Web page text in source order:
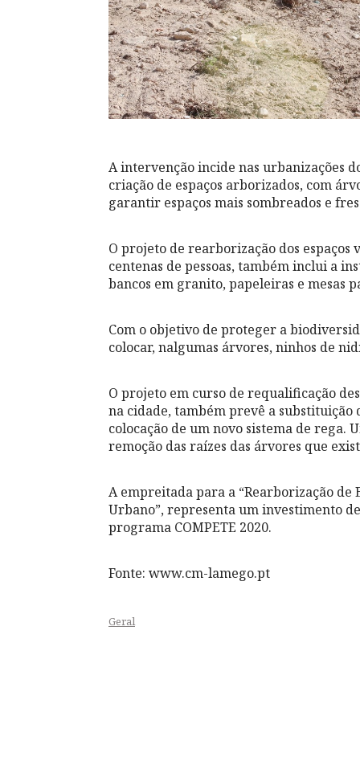
A intervenção incide nas urbanizações
criação de espaços arborizados, com
garantir espaços mais sombreados e
O projeto de rearborização dos espaços
centenas de pessoas, também inclui a
bancos em granito, papeleiras e mesas
Com o objetivo de proteger a
colocar, nalgumas árvores, ninhos de
O projeto em curso de requalificação
na cidade, também prevê a substituição
colocação de um novo sistema de rega.
remoção das raízes das árvores que
A empreitada para a “Rearborização de
Urbano”, representa um investimento
programa COMPETE 2020.
Fonte: www.cm-lamego.pt
Geral